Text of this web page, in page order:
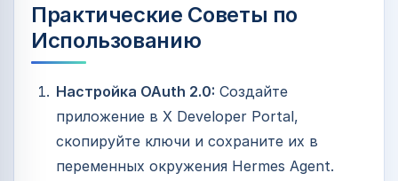
Практические Советы по
Использованию
Настройка OAuth 2.0: Создайте
приложение в X Developer Portal,
скопируйте ключи и сохраните их в
переменных окружения Hermes Agent.